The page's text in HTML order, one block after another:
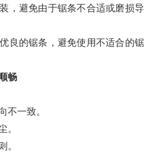
，避免由于锯条不合适或磨损导
良的锯条，避免使用不适合的锯
畅
不一致。
。
。